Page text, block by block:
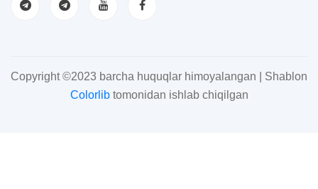
Copyright ©2023 barcha huquqlar himoyalangan | Shablon
Colorlibtomonidan ishlab chiqilgan